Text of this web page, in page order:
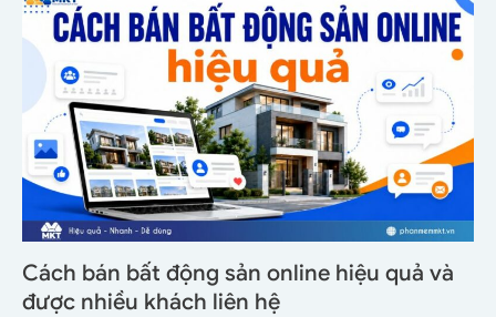
Cách bán bất động sản online hiệu quả và
được nhiều khách liên hệ